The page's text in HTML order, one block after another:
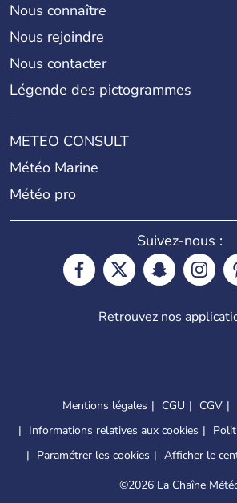
Nous connaître
Nous rejoindre
Nous contacter
Légende des pictogrammes
METEO CONSULT
Météo Marine
Météo pro
Suivez-nous :
Retrouvez nos
Mentions légales CGU CGV
Informations relatives aux cookies
Paramétrer les cookies
Afficher le
©2026 La Chaîne